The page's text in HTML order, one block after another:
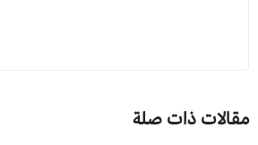
مقالات ذات صلة